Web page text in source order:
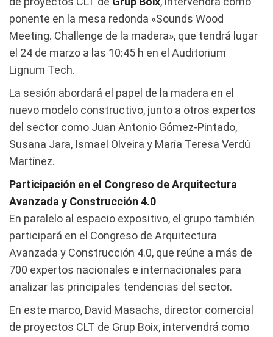
ponente en la mesa redonda «Sounds Wood
Meeting. Challenge de la madera», que tendrá lugar
el 24 de marzo a las 10:45 h en el Auditorium
Lignum Tech.
La sesión abordará el papel de la madera en el
nuevo modelo constructivo, junto a otros expertos
del sector como Juan Antonio Gómez-Pintado,
Susana Jara, Ismael Olveira y María Teresa Verdú
Martínez.
Participación en el Congreso de Arquitectura
Avanzada y Construcción 4.0
En paralelo al espacio expositivo, el grupo también
participará en el Congreso de Arquitectura
Avanzada y Construcción 4.0, que reúne a más de
700 expertos nacionales e internacionales para
analizar las principales tendencias del sector.
En este marco, David Masachs, director comercial
de proyectos CLT de Grup Boix, intervendrá como